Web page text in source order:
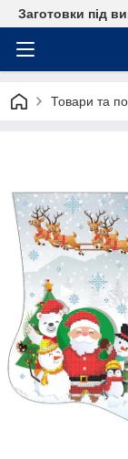
Заготовки під
Товари та